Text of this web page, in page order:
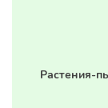
Растения-